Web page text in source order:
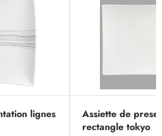
lignes
Assiette de
rectangle tokyo